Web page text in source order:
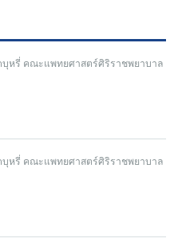
หรี่ คณะแพทยศาสตร์ศิริราชพยาบาล
หรี่ คณะแพทยศาสตร์ศิริราชพยาบาล